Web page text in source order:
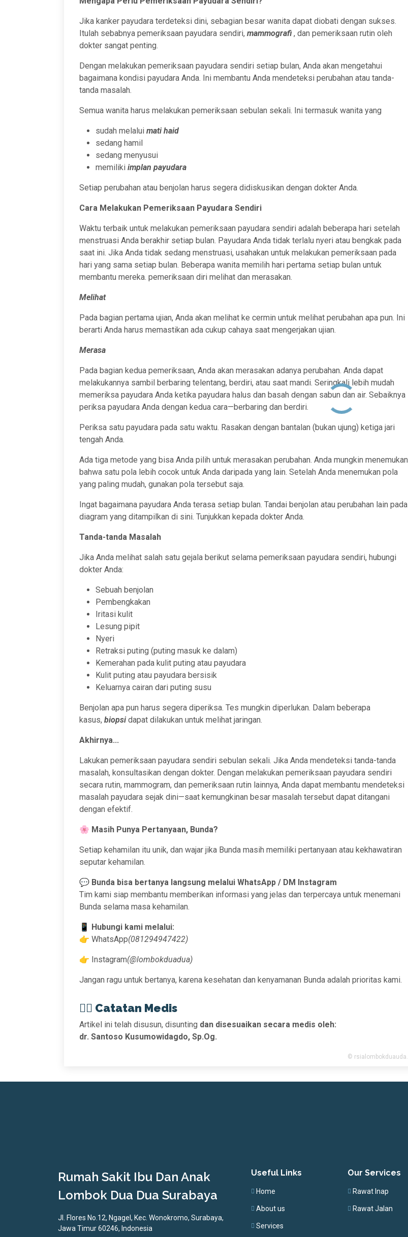
Jika kanker payudara terdeteksi dini, sebagian besar wanita dapat diobati dengan sukses.
Itulah sebabnya pemeriksaan payudara sendiri, mammografi , dan pemeriksaan rutin oleh
dokter sangat penting.
Dengan melakukan pemeriksaan payudara sendiri setiap bulan, Anda akan mengetahui
bagaimana kondisi payudara Anda. Ini membantu Anda mendeteksi perubahan atau tanda-
tanda masalah.
Semua wanita harus melakukan pemeriksaan sebulan sekali. Ini termasuk wanita yang
sudah melalui mati haid
sedang hamil
sedang menyusui
memiliki implan payudara
Setiap perubahan atau benjolan harus segera didiskusikan dengan dokter Anda.
Cara Melakukan Pemeriksaan Payudara Sendiri
Waktu terbaik untuk melakukan pemeriksaan payudara sendiri adalah beberapa hari setelah
menstruasi Anda berakhir setiap bulan. Payudara Anda tidak terlalu nyeri atau bengkak pada
saat ini. Jika Anda tidak sedang menstruasi, usahakan untuk melakukan pemeriksaan pada
hari yang sama setiap bulan. Beberapa wanita memilih hari pertama setiap bulan untuk
membantu mereka. pemeriksaan diri melihat dan merasakan.
Melihat
Pada bagian pertama ujian, Anda akan melihat ke cermin untuk melihat perubahan apa pun. Ini
berarti Anda harus memastikan ada cukup cahaya saat mengerjakan ujian.
Merasa
Pada bagian kedua pemeriksaan, Anda akan merasakan adanya perubahan. Anda dapat
melakukannya sambil berbaring telentang, berdiri, atau saat mandi. Seringkali lebih mudah
memeriksa payudara Anda ketika payudara halus dan basah dengan sabun dan air. Sebaiknya
periksa payudara Anda dengan kedua cara—berbaring dan berdiri.
Periksa satu payudara pada satu waktu. Rasakan dengan bantalan (bukan ujung) ketiga jari
tengah Anda.
Ada tiga metode yang bisa Anda pilih untuk merasakan perubahan. Anda mungkin menemukan
bahwa satu pola lebih cocok untuk Anda daripada yang lain. Setelah Anda menemukan pola
yang paling mudah, gunakan pola tersebut saja.
Ingat bagaimana payudara Anda terasa setiap bulan. Tandai benjolan atau perubahan lain pada
diagram yang ditampilkan di sini. Tunjukkan kepada dokter Anda.
Tanda-tanda Masalah
Jika Anda melihat salah satu gejala berikut selama pemeriksaan payudara sendiri, hubungi
dokter Anda:
Sebuah benjolan
Pembengkakan
Iritasi kulit
Lesung pipit
Nyeri
Retraksi puting (puting masuk ke dalam)
Kemerahan pada kulit puting atau payudara
Kulit puting atau payudara bersisik
Keluarnya cairan dari puting susu
Benjolan apa pun harus segera diperiksa. Tes mungkin diperlukan. Dalam beberapa
kasus, biopsidapat dilakukan untuk melihat jaringan.
Akhirnya...
Lakukan pemeriksaan payudara sendiri sebulan sekali. Jika Anda mendeteksi tanda-tanda
masalah, konsultasikan dengan dokter. Dengan melakukan pemeriksaan payudara sendiri
secara rutin, mammogram, dan pemeriksaan rutin lainnya, Anda dapat membantu mendeteksi
masalah payudara sejak dini—saat kemungkinan besar masalah tersebut dapat ditangani
dengan efektif.
🌸 Masih Punya Pertanyaan, Bunda?
Setiap kehamilan itu unik, dan wajar jika Bunda masih memiliki pertanyaan atau kekhawatiran
seputar kehamilan.
💬 Bunda bisa bertanya langsung melalui WhatsApp / DM Instagram
Tim kami siap membantu memberikan informasi yang jelas dan terpercaya untuk menemani
Bunda selama masa kehamilan.
📱 Hubungi kami melalui:
👉 WhatsApp(081294947422)
👉 Instagram(@lombokduadua)
Jangan ragu untuk bertanya, karena kesehatan dan kenyamanan Bunda adalah prioritas kami.
👨‍⚕️ Catatan Medis
Artikel ini telah disusun, disunting dan disesuaikan secara medis oleh:
dr. Santoso Kusumowidagdo, Sp.Og.
Rumah Sakit Ibu Dan Anak
Lombok Dua Dua Surabaya
Jl. Flores No.12, Ngagel, Kec. Wonokromo, Surabaya,
Jawa Timur 60246, Indonesia
Useful Links
Home
About us
Services
Our Services
Rawat Inap
Rawat Jalan